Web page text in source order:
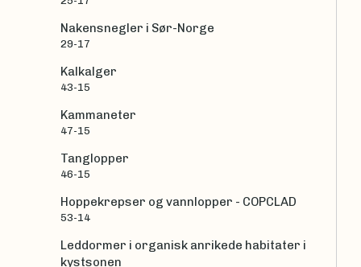
Nakensnegler i Sør-Norge
29-17
Kalkalger
43-15
Kammaneter
47-15
Tanglopper
46-15
Hoppekrepser og vannlopper - COPCLAD
53-14
Leddormer i organisk anrikede habitater i
kystsonen